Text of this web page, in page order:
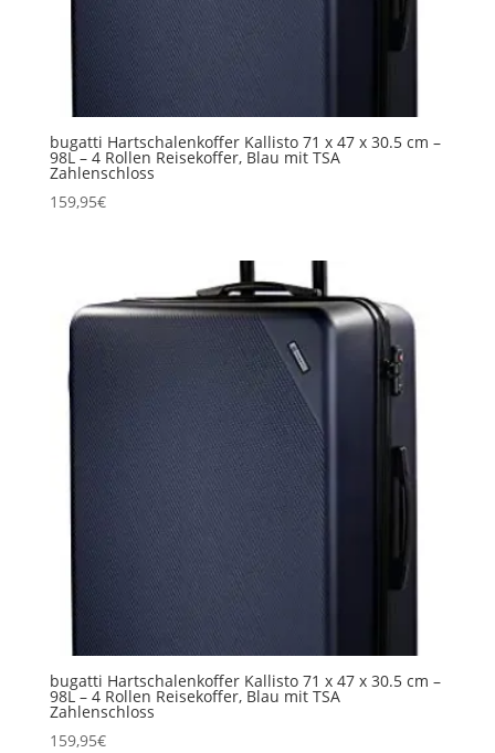
bugatti Hartschalenkoffer Kallisto 71 x 47 x 30.5 cm –
98L – 4 Rollen Reisekoffer, Blau mit TSA
Zahlenschloss
159,95€
bugatti Hartschalenkoffer Kallisto 71 x 47 x 30.5 cm –
98L – 4 Rollen Reisekoffer, Blau mit TSA
Zahlenschloss
159,95€